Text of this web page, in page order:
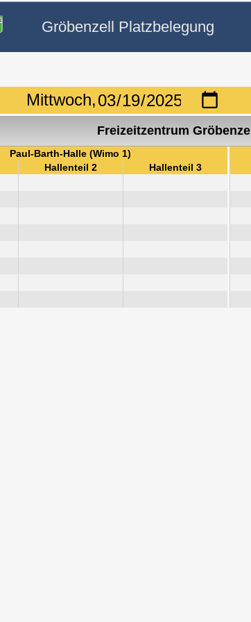
Gröbenzell Platzbelegung
Mittwoch,
Freizeitzentrum Gröbenzell
Paul-Barth-Halle (Wimo 1)
Hallenteil 2 Hallenteil 3